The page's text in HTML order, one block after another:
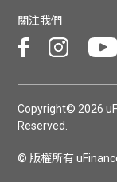
關注我們
Copyright© 2026
Reserved.
© 版權所有